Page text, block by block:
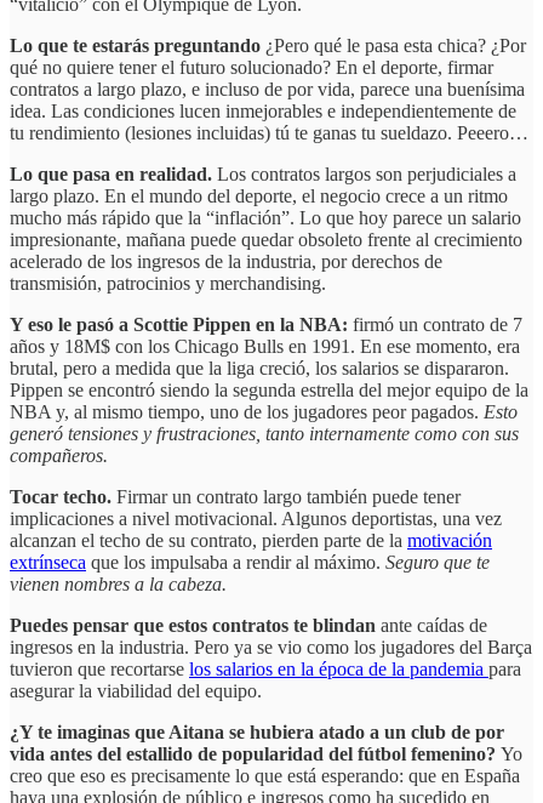
“vitalicio” con el Olympique de Lyon.
Lo que te estarás preguntando ¿Pero qué le pasa esta chica? ¿Por
qué no quiere tener el futuro solucionado? En el deporte, firmar
contratos a largo plazo, e incluso de por vida, parece una buenísima
idea. Las condiciones lucen inmejorables e independientemente de
tu rendimiento (lesiones incluidas) tú te ganas tu sueldazo. Peeero…
Lo que pasa en realidad. Los contratos largos son perjudiciales a
largo plazo. En el mundo del deporte, el negocio crece a un ritmo
mucho más rápido que la “inflación”. Lo que hoy parece un salario
impresionante, mañana puede quedar obsoleto frente al crecimiento
acelerado de los ingresos de la industria, por derechos de
transmisión, patrocinios y merchandising.
Y eso le pasó a Scottie Pippen en la NBA: firmó un contrato de 7
años y 18M$ con los Chicago Bulls en 1991. En ese momento, era
brutal, pero a medida que la liga creció, los salarios se dispararon.
Pippen se encontró siendo la segunda estrella del mejor equipo de la
NBA y, al mismo tiempo, uno de los jugadores peor pagados. Esto
generó tensiones y frustraciones, tanto internamente como con sus
compañeros.
Tocar techo. Firmar un contrato largo también puede tener
implicaciones a nivel motivacional. Algunos deportistas, una vez
alcanzan el techo de su contrato, pierden parte de la motivación
extrínseca que los impulsaba a rendir al máximo. Seguro que te
vienen nombres a la cabeza.
Puedes pensar que estos contratos te blindan ante caídas de
ingresos en la industria. Pero ya se vio como los jugadores del Barça
tuvieron que recortarse los salarios en la época de la pandemia para
asegurar la viabilidad del equipo.
¿Y te imaginas que Aitana se hubiera atado a un club de por
vida antes del estallido de popularidad del fútbol femenino? Yo
creo que eso es precisamente lo que está esperando: que en España
haya una explosión de público e ingresos como ha sucedido en